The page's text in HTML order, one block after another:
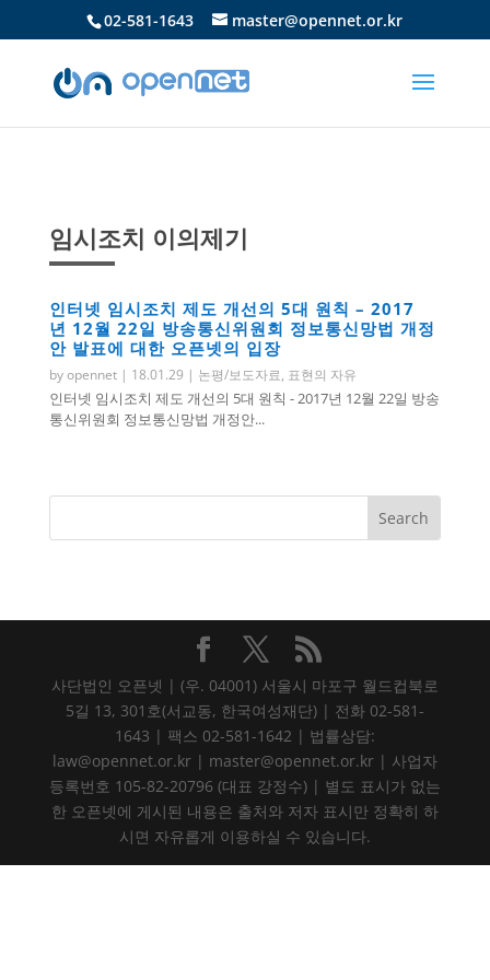
02-581-1643 master@opennet.or.kr
임시조치 이의제기
인터넷 임시조치 제도 개선의 5대 원칙 – 2017
년 12월 22일 방송통신위원회 정보통신망법 개정
안 발표에 대한 오픈넷의 입장
byopennet| 18.01.29 | 논평/보도자료, 표현의 자유
인터넷 임시조치 제도 개선의 5대 원칙 - 2017년 12월 22일 방송
통신위원회 정보통신망법 개정안...
사단법인 오픈넷 | (우. 04001) 서울시 마포구 월드컵북로
5길 13, 301호(서교동, 한국여성재단) | 전화 02-581-
1643 | 팩스 02-581-1642 | 법률상담:
law@opennet.or.kr | master@opennet.or.kr | 사업자
등록번호 105-82-20796 (대표 강정수) | 별도 표시가 없는
한 오픈넷에 게시된 내용은 출처와 저자 표시만 정확히 하
시면 자유롭게 이용하실 수 있습니다.